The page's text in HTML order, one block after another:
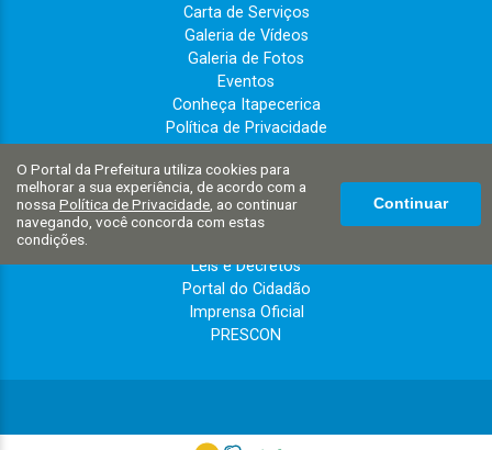
Carta de Serviços
Galeria de Vídeos
Galeria de Fotos
Eventos
Conheça Itapecerica
Política de Privacidade
Governo
Perguntas Frequentes
Telefones Úteis
Leis e Decretos
Portal do Cidadão
Imprensa Oficial
PRESCON
O Portal da Prefeitura utiliza cookies para
melhorar a sua experiência, de acordo com a
nossa Política de Privacidade, ao continuar
navegando, você concorda com estas
condições.
Continuar